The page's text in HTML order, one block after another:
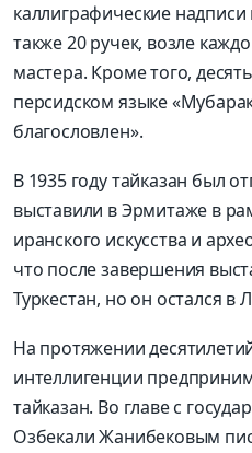
каллиграфические надписи
также 20 ручек, возле
мастера. Кроме того,
персидском языке
благословлен».
В 1935 году тайказан был
выставили в Эрмитаже в
иранского искусства и
что после завершения
Туркестан, но он остался в
На протяжении
интеллигенции
тайказан. Во главе с
Озбекали Жанибековым